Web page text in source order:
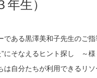
生）
ある黒澤美和子先生のご
にそなえるヒント探し ～様
自分たちが利用できるリ